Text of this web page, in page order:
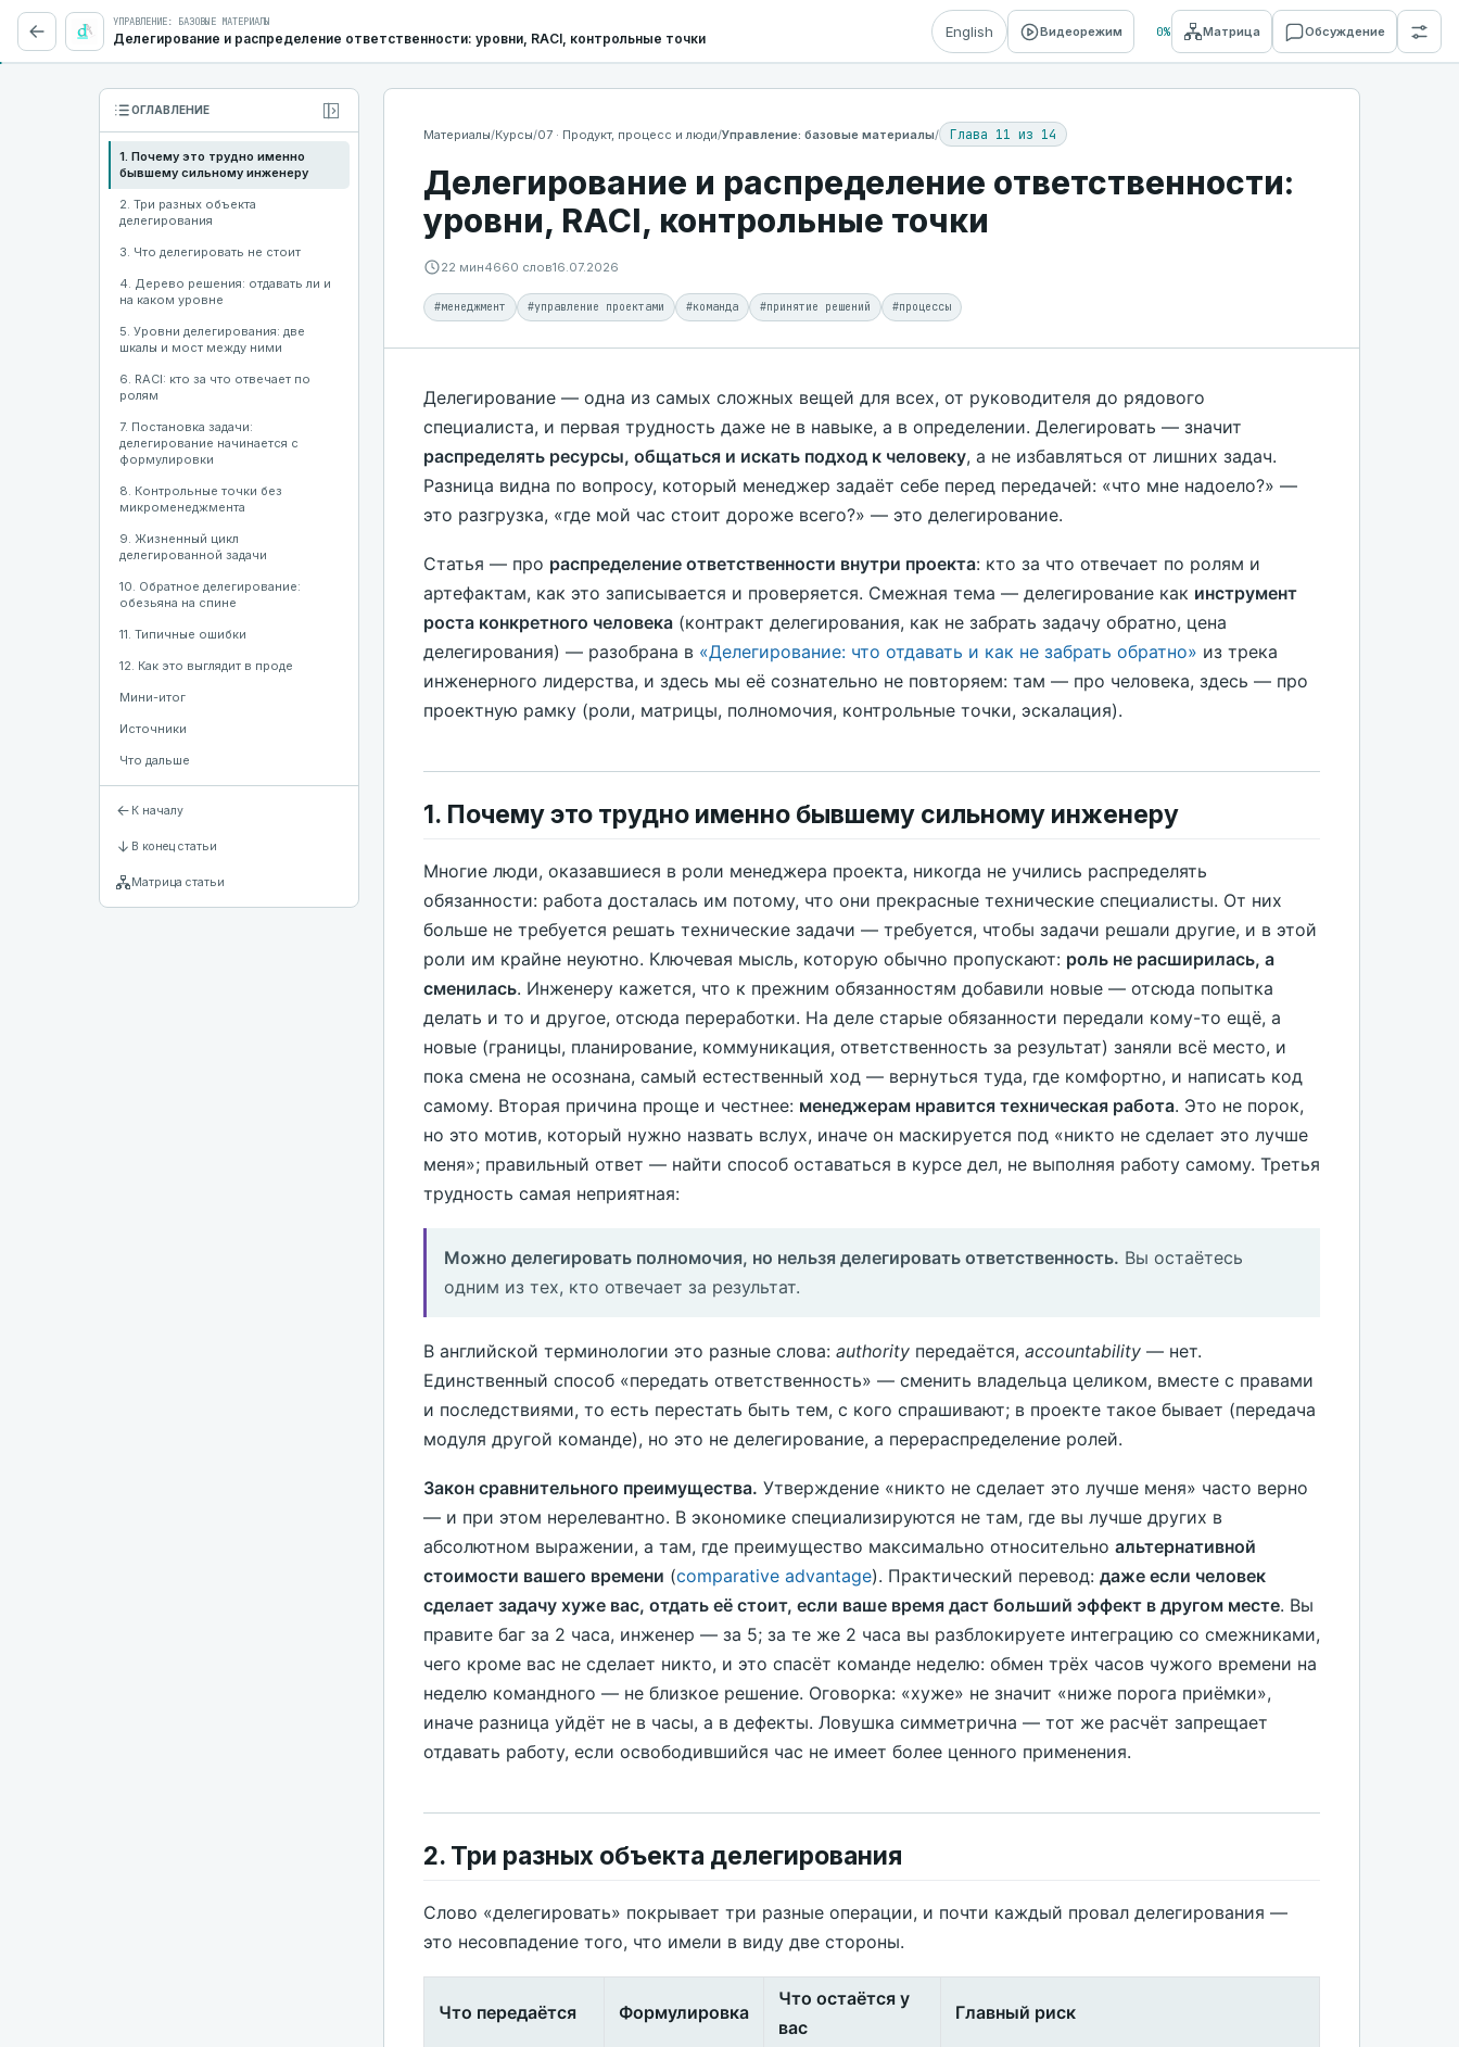
УПРАВЛЕНИЕ: БАЗОВЫЕ МАТЕРИАЛЫ
Делегирование и распределение ответственности: уровни, RACI, контрольные точки English Видеорежим 0% Матрица Обсуждение
ОГЛАВЛЕНИЕ Свернуть оглавление
1. Почему это трудно именно
бывшему сильному инженеру
2. Три разных объекта
делегирования
3. Что делегировать не стоит
4. Дерево решения: отдавать ли и
на каком уровне
5. Уровни делегирования: две
шкалы и мост между ними
6. RACI: кто за что отвечает по
ролям
7. Постановка задачи:
делегирование начинается с
формулировки
8. Контрольные точки без
микроменеджмента
9. Жизненный цикл
делегированной задачи
10. Обратное делегирование:
обезьяна на спине
11. Типичные ошибки
12. Как это выглядит в проде
Мини-итог
Источники
Что дальше
К началу
В конец статьи
Матрица статьи
Материалы/Курсы/07 · Продукт, процесс и люди/Управление: базовые материалы/ Глава 11 из 14
Делегирование и распределение ответственности:
уровни, RACI, контрольные точки
22 мин4660 слов16.07.2026
#менеджмент #управление проектами #команда #принятие решений #процессы
Делегирование — одна из самых сложных вещей для всех, от руководителя до рядового
специалиста, и первая трудность даже не в навыке, а в определении. Делегировать — значит
распределять ресурсы, общаться и искать подход к человеку, а не избавляться от лишних задач.
Разница видна по вопросу, который менеджер задаёт себе перед передачей: «что мне надоело?» —
это разгрузка, «где мой час стоит дороже всего?» — это делегирование.
Статья — про распределение ответственности внутри проекта: кто за что отвечает по ролям и
артефактам, как это записывается и проверяется. Смежная тема — делегирование как инструмент
роста конкретного человека (контракт делегирования, как не забрать задачу обратно, цена
делегирования) — разобрана в «Делегирование: что отдавать и как не забрать обратно» из трека
инженерного лидерства, и здесь мы её сознательно не повторяем: там — про человека, здесь — про
проектную рамку (роли, матрицы, полномочия, контрольные точки, эскалация).
1. Почему это трудно именно бывшему сильному инженеру
Многие люди, оказавшиеся в роли менеджера проекта, никогда не учились распределять
обязанности: работа досталась им потому, что они прекрасные технические специалисты. От них
больше не требуется решать технические задачи — требуется, чтобы задачи решали другие, и в этой
роли им крайне неуютно. Ключевая мысль, которую обычно пропускают: роль не расширилась, а
сменилась. Инженеру кажется, что к прежним обязанностям добавили новые — отсюда попытка
делать и то и другое, отсюда переработки. На деле старые обязанности передали кому-то ещё, а
новые (границы, планирование, коммуникация, ответственность за результат) заняли всё место, и
пока смена не осознана, самый естественный ход — вернуться туда, где комфортно, и написать код
самому. Вторая причина проще и честнее: менеджерам нравится техническая работа. Это не порок,
но это мотив, который нужно назвать вслух, иначе он маскируется под «никто не сделает это лучше
меня»; правильный ответ — найти способ оставаться в курсе дел, не выполняя работу самому. Третья
трудность самая неприятная:
Можно делегировать полномочия, но нельзя делегировать ответственность. Вы остаётесь
одним из тех, кто отвечает за результат.
В английской терминологии это разные слова: authority передаётся, accountability — нет.
Единственный способ «передать ответственность» — сменить владельца целиком, вместе с правами
и последствиями, то есть перестать быть тем, с кого спрашивают; в проекте такое бывает (передача
модуля другой команде), но это не делегирование, а перераспределение ролей.
Закон сравнительного преимущества. Утверждение «никто не сделает это лучше меня» часто верно
— и при этом нерелевантно. В экономике специализируются не там, где вы лучше других в
абсолютном выражении, а там, где преимущество максимально относительно альтернативной
стоимости вашего времени (comparative advantage). Практический перевод: даже если человек
сделает задачу хуже вас, отдать её стоит, если ваше время даст больший эффект в другом месте. Вы
правите баг за 2 часа, инженер — за 5; за те же 2 часа вы разблокируете интеграцию со смежниками,
чего кроме вас не сделает никто, и это спасёт команде неделю: обмен трёх часов чужого времени на
неделю командного — не близкое решение. Оговорка: «хуже» не значит «ниже порога приёмки»,
иначе разница уйдёт не в часы, а в дефекты. Ловушка симметрична — тот же расчёт запрещает
отдавать работу, если освободившийся час не имеет более ценного применения.
2. Три разных объекта делегирования
Слово «делегировать» покрывает три разные операции, и почти каждый провал делегирования —
это несовпадение того, что имели в виду две стороны.
Что передаётся Формулировка
Что остаётся у
вас
Главный риск